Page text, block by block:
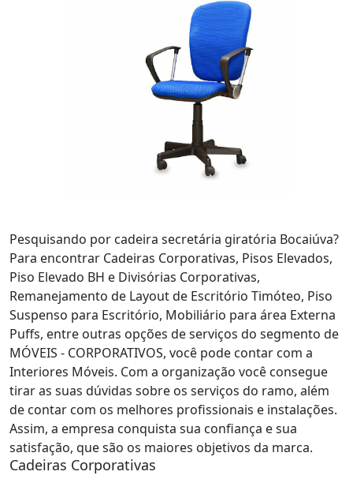
Pesquisando por cadeira secretária giratória Bocaiúva?
Para encontrar Cadeiras Corporativas, Pisos Elevados,
Piso Elevado BH e Divisórias Corporativas,
Remanejamento de Layout de Escritório Timóteo, Piso
Suspenso para Escritório, Mobiliário para área Externa
Puffs, entre outras opções de serviços do segmento de
MÓVEIS - CORPORATIVOS, você pode contar com a
Interiores Móveis. Com a organização você consegue
tirar as suas dúvidas sobre os serviços do ramo, além
de contar com os melhores profissionais e instalações.
Assim, a empresa conquista sua confiança e sua
satisfação, que são os maiores objetivos da marca.
Cadeiras Corporativas